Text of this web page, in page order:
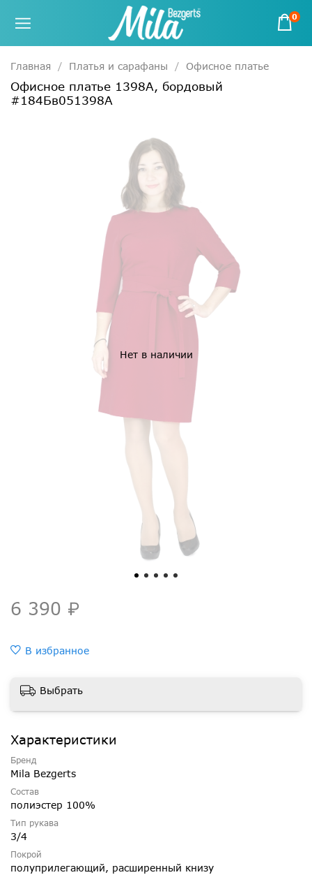
0
Главная Платья и сарафаны Офисное платье
Офисное платье 1398А, бордовый
#184Бв051398А
Нет в наличии
6 390 ₽
В избранное
Выбрать
Характеристики
Бренд
Mila Bezgerts
Состав
полиэстер 100%
Тип рукава
3/4
Покрой
полуприлегающий, расширенный книзу